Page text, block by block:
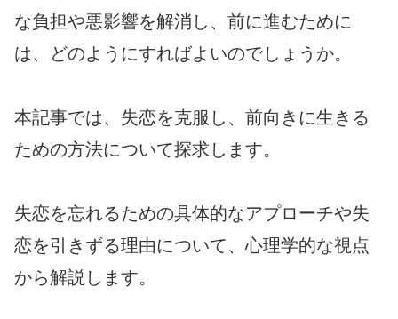
な負担や悪影響を解消し、前に進むために
は、どのようにすればよいのでしょうか。
本記事では、失恋を克服し、前向きに生きる
ための方法について探求します。
失恋を忘れるための具体的なアプローチや失
恋を引きずる理由について、心理学的な視点
から解説します。